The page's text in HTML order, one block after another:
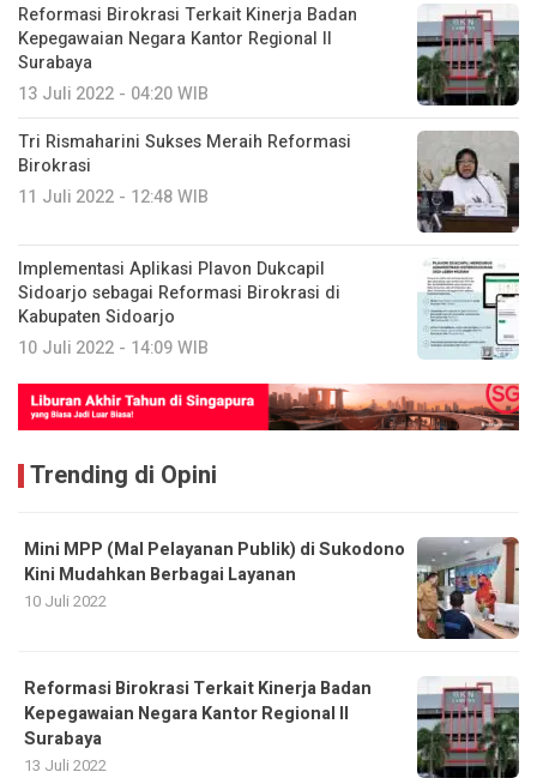
Reformasi Birokrasi Terkait Kinerja Badan
Kepegawaian Negara Kantor Regional II
Surabaya
13 Juli 2022 - 04:20 WIB
Tri Rismaharini Sukses Meraih Reformasi
Birokrasi
11 Juli 2022 - 12:48 WIB
Implementasi Aplikasi Plavon Dukcapil
Sidoarjo sebagai Reformasi Birokrasi di
Kabupaten Sidoarjo
10 Juli 2022 - 14:09 WIB
Trending di Opini
Mini MPP (Mal Pelayanan Publik) di Sukodono
Kini Mudahkan Berbagai Layanan
10 Juli 2022
Reformasi Birokrasi Terkait Kinerja Badan
Kepegawaian Negara Kantor Regional II
Surabaya
13 Juli 2022